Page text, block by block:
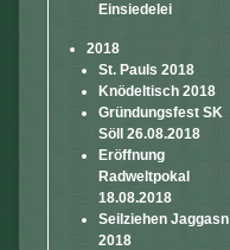
Einsiedelei
2018
St. Pauls 2018
Knödeltisch 2018
Gründungsfest SK
Söll 26.08.2018
Eröffnung
Radweltpokal
18.08.2018
Seilziehen Jaggasn
2018